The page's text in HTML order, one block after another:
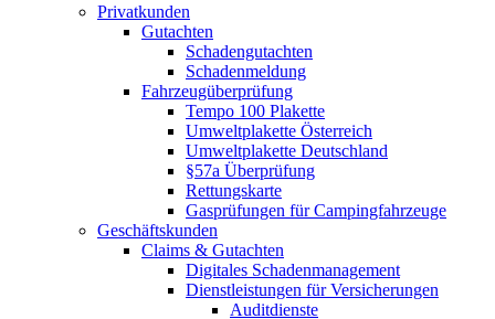
Privatkunden
Gutachten
Schadengutachten
Schadenmeldung
Fahrzeugüberprüfung
Tempo 100 Plakette
Umweltplakette Österreich
Umweltplakette Deutschland
§57a Überprüfung
Rettungskarte
Gasprüfungen für Campingfahrzeuge
Geschäftskunden
Claims & Gutachten
Digitales Schadenmanagement
Dienstleistungen für Versicherungen
Auditdienste